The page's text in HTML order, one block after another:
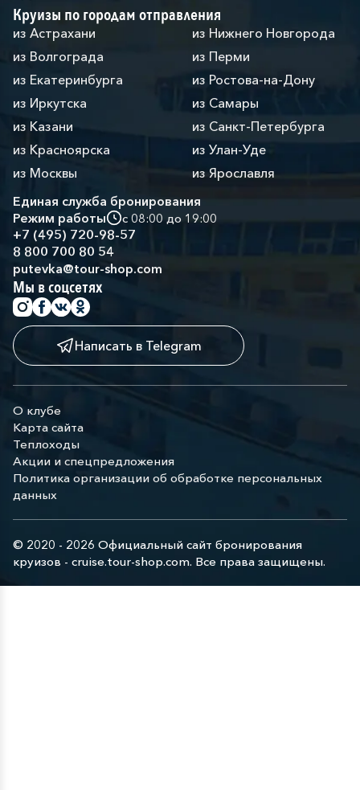
Круизы по городам отправления
из Астрахани
из Волгограда
из Екатеринбурга
из Иркутска
из Казани
из Красноярска
из Москвы
из Нижнего Новгорода
из Перми
из Ростова-на-Дону
из Самары
из Санкт-Петербурга
из Улан-Уде
из Ярославля
Единая служба бронирования
Режим работы
с 08:00 до 19:00
+7 (495) 720-98-57
8 800 700 80 54
putevka@tour-shop.com
Мы в соцсетях
Написать в Telegram
О клубе
Карта сайта
Теплоходы
Акции и спецпредложения
Политика организации об обработке персональных
данных
© 2020 - 2026 Официальный сайт бронирования
круизов - cruise.tour-shop.com. Все права защищены.